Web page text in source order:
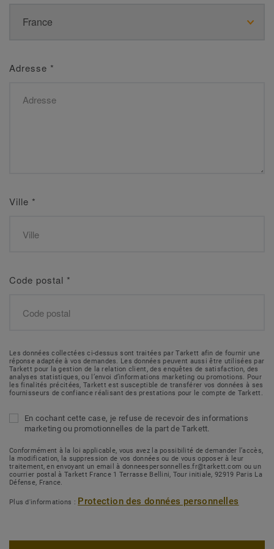
Adresse *
Ville *
Code postal *
Les données collectées ci-dessus sont traitées par Tarkett afin de fournir une
réponse adaptée à vos demandes. Les données peuvent aussi être utilisées par
Tarkett pour la gestion de la relation client, des enquêtes de satisfaction, des
analyses statistiques, ou l’envoi d’informations marketing ou promotions. Pour
les finalités précitées, Tarkett est susceptible de transférer vos données à ses
fournisseurs de confiance réalisant des prestations pour le compte de Tarkett.
En cochant cette case, je refuse de recevoir des informations
marketing ou promotionnelles de la part de Tarkett.
Conformément à la loi applicable, vous avez la possibilité de demander l’accès,
la modification, la suppression de vos données ou de vous opposer à leur
traitement, en envoyant un email à donneespersonnelles.fr@tarkett.com ou un
courrier postal à Tarkett France 1 Terrasse Bellini, Tour initiale, 92919 Paris La
Défense, France.
Plus d'informations : Protection des données personnelles